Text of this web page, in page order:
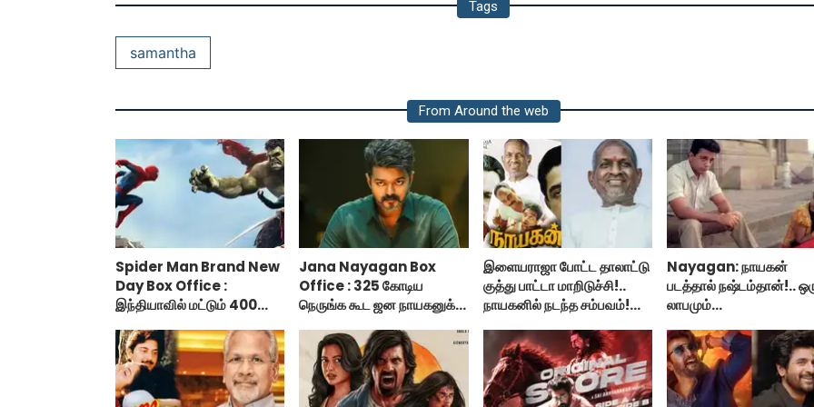
Tags
samantha
From Around the web
Spider Man Brand New
Day Box Office :
இந்தியாவில் மட்டும் 400
மேன் பிராண்ட் நியூ டே?
Jana Nayagan Box
Office : 325 கோடிய
நெருங்க கூட ஜன நாயகனுக்கு
இளையராஜா போட்ட தாலாட்டு
குத்து பாட்டா மாறிடுச்சி!..
நாயகனில் நடந்த சம்பவம்!...
Nayagan: நாயகன்
படத்தால் நஷ்டம்தான்!..
லாபமும்
பேட்டி..